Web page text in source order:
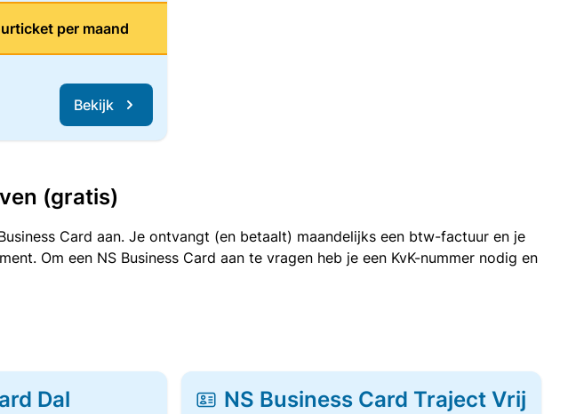
per maand
Bekijk
(gratis)
Card aan. Je ontvangt (en betaalt) maandelijks een btw-factuur en je
Om een NS Business Card aan te vragen heb je een KvK-nummer nodig en
Dal
NS Business Card Traject Vrij